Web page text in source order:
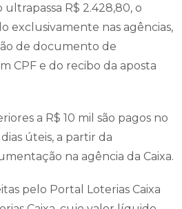
R$ 2.428,80, o
exclusivamente nas agências,
de documento de
CPF e do recibo da aposta
a R$ 10 mil são pagos no
úteis, a partir da
na agência da Caixa.
pelo Portal Loterias Caixa